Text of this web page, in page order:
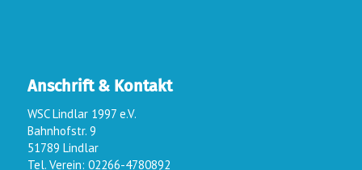
Anschrift & Kontakt
WSC Lindlar 1997 e.V.
Bahnhofstr. 9
51789 Lindlar
Tel. Verein: 02266-4780892